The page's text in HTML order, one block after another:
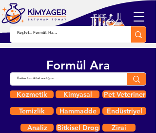
Formül Ara
Kozmetik Kimyasal
Pet Veteriner
Temizlik
Hammadde
Endüstriyel
Analiz
Bitkisel Drog Zirai